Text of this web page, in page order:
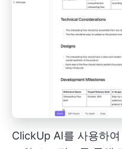
ClickUp AI를 사용하